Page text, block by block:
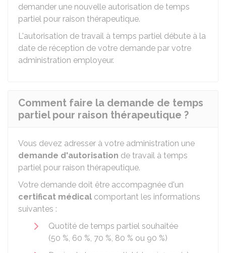
demander une nouvelle autorisation de temps
partiel pour raison thérapeutique.
L'autorisation de travail à temps partiel débute à la
date de réception de votre demande par votre
administration employeur.
Comment faire la demande de temps
partiel pour raison thérapeutique ?
Vous devez adresser à votre administration une
demande d'autorisation de travail à temps
partiel pour raison thérapeutique.
Votre demande doit être accompagnée d'un
certificat médical comportant les informations
suivantes :
Quotité de temps partiel souhaitée
(50 %, 60 %, 70 %, 80 % ou 90 %)